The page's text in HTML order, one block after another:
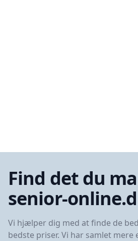
Find det du
senior-
Vi hjælper dig med at finde de
bedste priser. Vi har samlet mere